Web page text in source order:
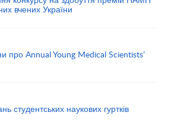
вчених України
про Annual Young Medical Scientists’
студентських наукових гуртків